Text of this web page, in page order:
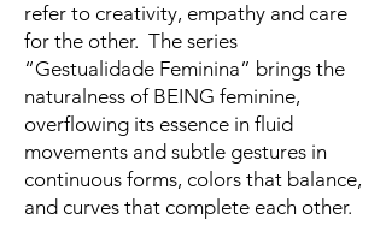
refer to creativity, empathy and care
for the other. The series
“Gestualidade Feminina” brings the
naturalness of BEING feminine,
overflowing its essence in fluid
movements and subtle gestures in
continuous forms, colors that balance,
and curves that complete each other.